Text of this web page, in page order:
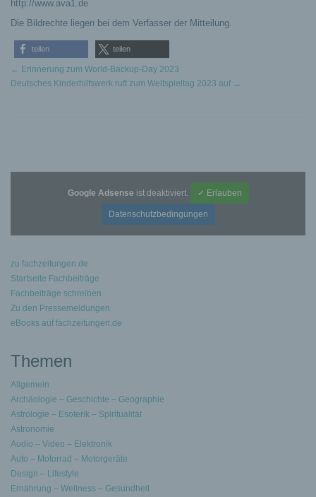
http://www.ava1.de
Die Bildrechte liegen bei dem Verfasser der Mitteilung.
teilen teilen
← Erinnerung zum World-Backup-Day 2023
Deutsches Kinderhilfswerk ruft zum Weltspieltag 2023 auf →
Google Adsense ist deaktiviert. ✓ Erlauben
Datenschutzbedingungen
zu fachzeitungen.de
Startseite Fachbeiträge
Fachbeiträge schreiben
Zu den Pressemeldungen
eBooks auf fachzeitungen.de
Themen
Allgemein
Archäologie – Geschichte – Geographie
Astrologie – Esoterik – Spiritualität
Astronomie
Audio – Video – Elektronik
Auto – Motorrad – Motorgeräte
Design – Lifestyle
Ernährung – Wellness – Gesundheit